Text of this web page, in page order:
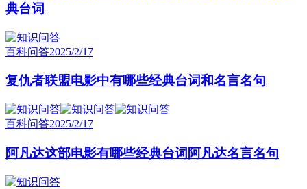
典台词
百科问答2025/2/17
复仇者联盟电影中有哪些经典台词和名言名句
百科问答2025/2/17
阿凡达这部电影有哪些经典台词阿凡达名言名句